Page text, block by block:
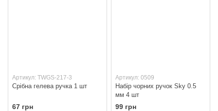
Артикул: TWGS-217-3
Срібна гелева ручка 1 шт
67 грн
Артикул: 0509
Набір чорних ручок Sky 0.5
мм 4 шт
99 грн